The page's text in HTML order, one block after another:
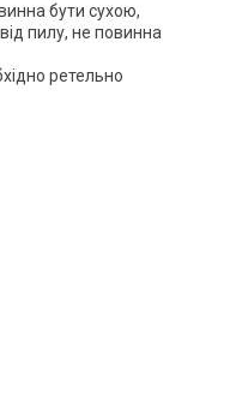
бути сухою,
пилу, не повинна
ретельно